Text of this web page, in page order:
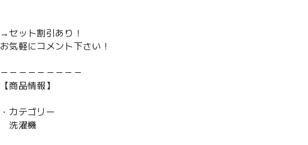
→セット割引あり！
お気軽にコメント下さい！
－－－－－－－－－
【商品情報】
・カテゴリー
洗濯機